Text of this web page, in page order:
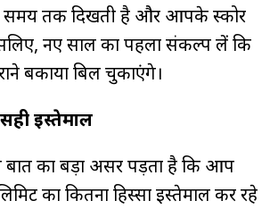
समय तक दिखती है और आपके स्कोर
नए साल का पहला संकल्प लें कि
बकाया बिल चुकाएंगे।
इस्तेमाल
बात का बड़ा असर पड़ता है कि आप
का कितना हिस्सा इस्तेमाल कर रहे